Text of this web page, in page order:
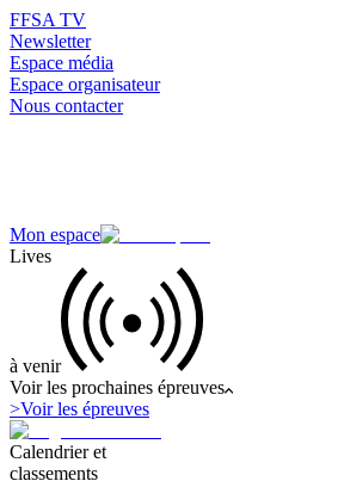
FFSA TV
Newsletter
Espace média
Espace organisateur
Nous contacter
Mon espace
Lives
à venir
Voir les prochaines épreuves
>Voir les épreuves
Calendrier et
classements